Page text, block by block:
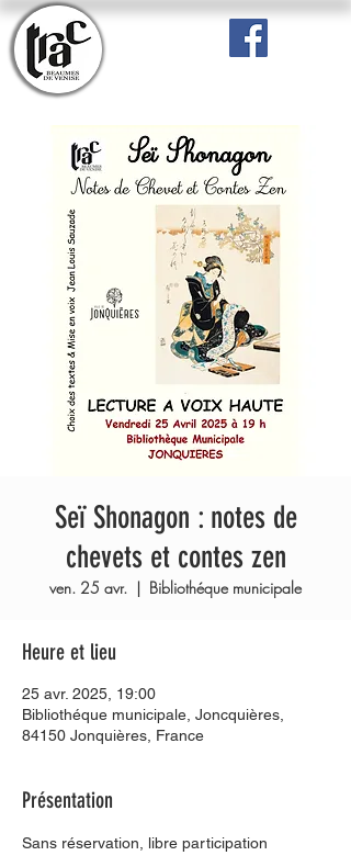
Seï Shonagon : notes de
chevets et contes zen
ven. 25 avr.
  |
Bibliothéque municipale
Heure et lieu
25 avr. 2025, 19:00
Bibliothéque municipale, Joncquières,
84150 Jonquières, France
Présentation
Sans réservation, libre participation